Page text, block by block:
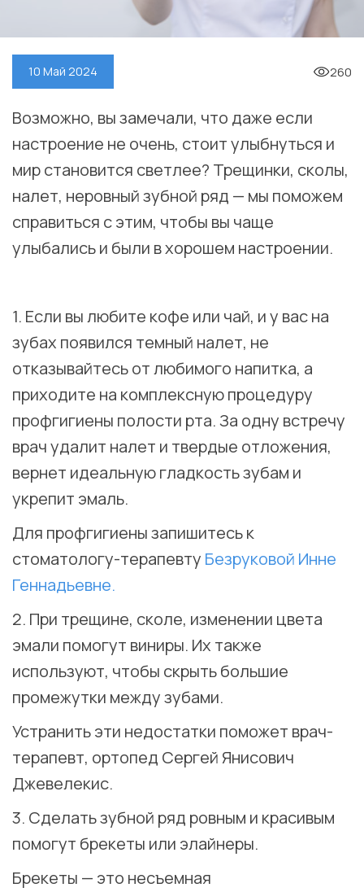
10 Май 2024 260
Возможно, вы замечали, что даже если
настроение не очень, стоит улыбнуться и
мир становится светлее? Трещинки, сколы,
налет, неровный зубной ряд — мы поможем
справиться с этим, чтобы вы чаще
улыбались и были в хорошем настроении.
1. Если вы любите кофе или чай, и у вас на
зубах появился темный налет, не
отказывайтесь от любимого напитка, а
приходите на комплексную процедуру
профгигиены полости рта. За одну встречу
врач удалит налет и твердые отложения,
вернет идеальную гладкость зубам и
укрепит эмаль.
Для профгигиены запишитесь к
стоматологу-терапевту Безруковой Инне
Геннадьевне.
2. При трещине, сколе, изменении цвета
эмали помогут виниры. Их также
используют, чтобы скрыть большие
промежутки между зубами.
Устранить эти недостатки поможет врач-
терапевт, ортопед Сергей Янисович
Джевелекис.
3. Сделать зубной ряд ровным и красивым
помогут брекеты или элайнеры.
Брекеты — это несъемная